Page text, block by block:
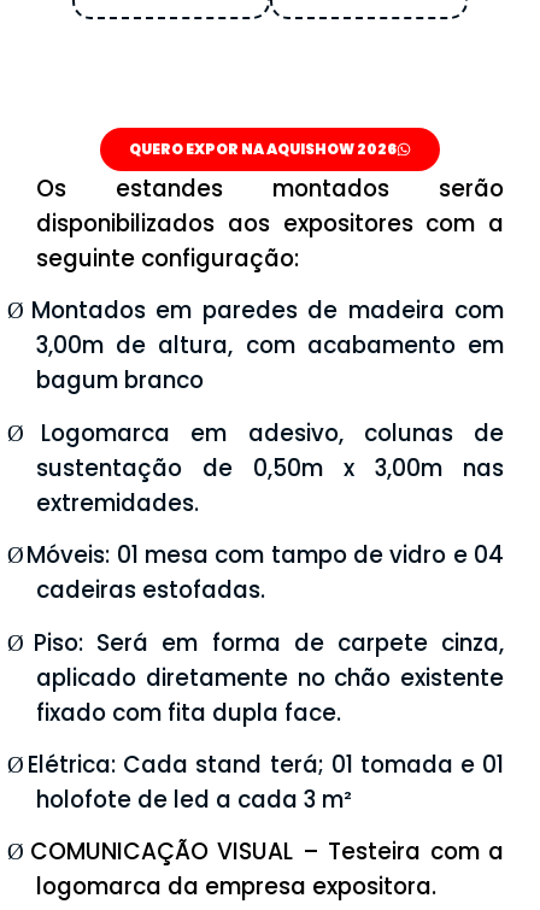
QUERO EXPOR NA AQUISHOW 2026
Os estandes montados serão
disponibilizados aos expositores com a
seguinte configuração:
Ø Montados em paredes de madeira com
3,00m de altura, com acabamento em
bagum branco
Ø
Logomarca em adesivo, colunas de
sustentação de 0,50m x 3,00m nas
extremidades.
ØMóveis: 01 mesa com tampo de vidro e 04
cadeiras estofadas.
Ø Piso: Será em forma de carpete cinza,
aplicado diretamente no chão existente
fixado com fita dupla face.
Ø Elétrica: Cada stand terá; 01 tomada e 01
holofote de led a cada 3 m²
Ø COMUNICAÇÃO VISUAL – Testeira com a
logomarca da empresa expositora.